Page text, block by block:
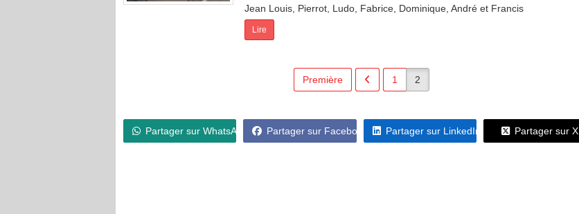
Jean Louis, Pierrot, Ludo, Fabrice, Dominique, André et Francis
Lire
Première 1 2
Partager sur WhatsApp Partager sur Facebook Partager sur LinkedIn Partager sur X